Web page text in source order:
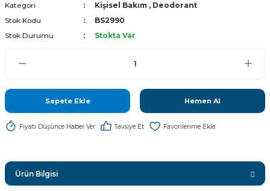
Kategori Kişisel Bakım , Deodorant
Stok Kodu
BS2990
Stok Durumu
Stokta Var
Sepete Ekle Hemen Al
Fiyatı Düşünce Haber Ver Tavsiye Et
Ürün Bilgisi